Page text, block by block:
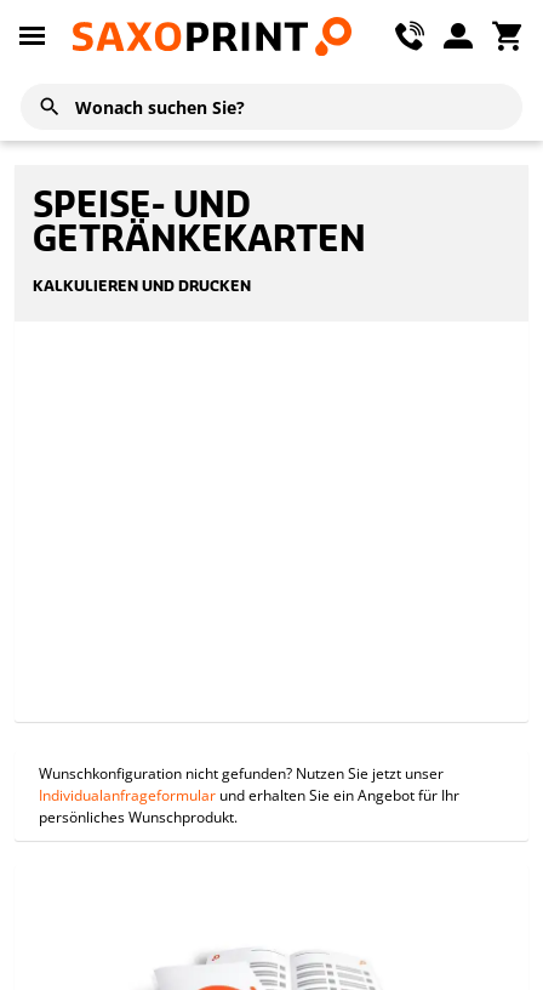
SPEISE- UND
GETRÄNKEKARTEN
KALKULIEREN UND DRUCKEN
Wunschkonfiguration nicht gefunden? Nutzen Sie jetzt unser
Individualanfrageformular und erhalten Sie ein Angebot für Ihr
persönliches Wunschprodukt.